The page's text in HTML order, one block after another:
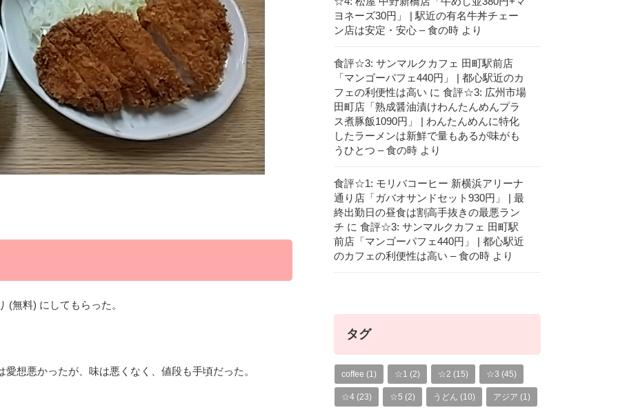
(無料) にしてもらった。
想悪かったが、味は悪くなく、値段も手頃だった。
ヨネーズ30円」 | 駅近の有名牛丼チェー
ン店は安定・安心 – 食の時 より
食評☆3: サンマルクカフェ 田町駅前店
「マンゴーパフェ440円」 | 都心駅近のカ
フェの利便性は高い に 食評☆3: 広州市場
田町店「熟成醤油漬けわんたんめんプラ
ス煮豚飯1090円」 | わんたんめんに特化
したラーメンは新鮮で量もあるが味がも
うひとつ – 食の時 より
食評☆1: モリバコーヒー 新横浜アリーナ
通り店「ガバオサンドセット930円」 | 最
終出勤日の昼食は割高手抜きの最悪ラン
チ に 食評☆3: サンマルクカフェ 田町駅
前店「マンゴーパフェ440円」 | 都心駅近
のカフェの利便性は高い – 食の時 より
タグ
coffee (1) ☆1 (2) ☆2 (15) ☆3 (45)
☆4 (23) ☆5 (2) うどん (10) アジア (1)